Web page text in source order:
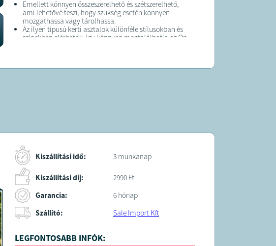
Emellett könnyen összeszerelhető és szétszerelhető,
ami lehetővé teszi, hogy szükség esetén könnyen
mozgathassa vagy tárolhassa.
Az ilyen típusú kerti asztalok különféle stílusokban és
színekben elérhetők, így könnyen megtalálhatja az Ön
Kiszállítási idő: 3 munkanap
Kiszállítási díj:
2990 Ft
Garancia:
6 hónap
Szállító:
Sale Import Kft
LEGFONTOSABB INFÓK: